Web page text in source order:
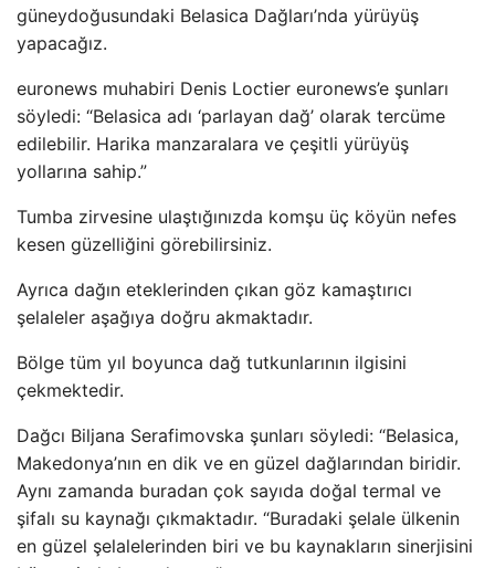
güneydoğusundaki Belasica Dağları’nda yürüyüş
yapacağız.
euronews muhabiri Denis Loctier euronews’e şunları
söyledi: “Belasica adı ‘parlayan dağ’ olarak tercüme
edilebilir. Harika manzaralara ve çeşitli yürüyüş
yollarına sahip.”
Tumba zirvesine ulaştığınızda komşu üç köyün nefes
kesen güzelliğini görebilirsiniz.
Ayrıca dağın eteklerinden çıkan göz kamaştırıcı
şelaleler aşağıya doğru akmaktadır.
Bölge tüm yıl boyunca dağ tutkunlarının ilgisini
çekmektedir.
Dağcı Biljana Serafimovska şunları söyledi: “Belasica,
Makedonya’nın en dik ve en güzel dağlarından biridir.
Aynı zamanda buradan çok sayıda doğal termal ve
şifalı su kaynağı çıkmaktadır. “Buradaki şelale ülkenin
en güzel şelalelerinden biri ve bu kaynakların sinerjisini